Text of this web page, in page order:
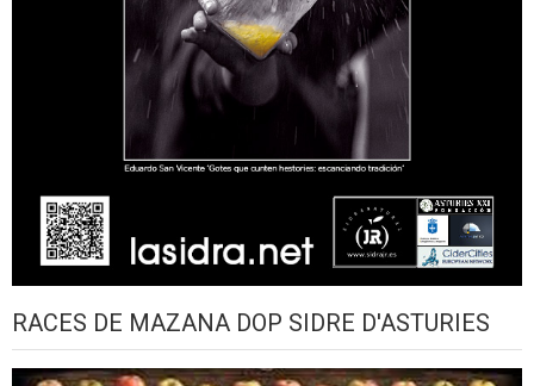
RACES DE MAZANA DOP SIDRE D'ASTURIES